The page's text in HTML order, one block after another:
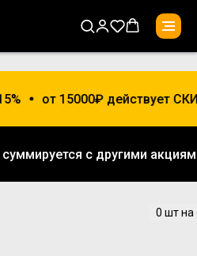
от 15000₽ действует
суммируется с другими